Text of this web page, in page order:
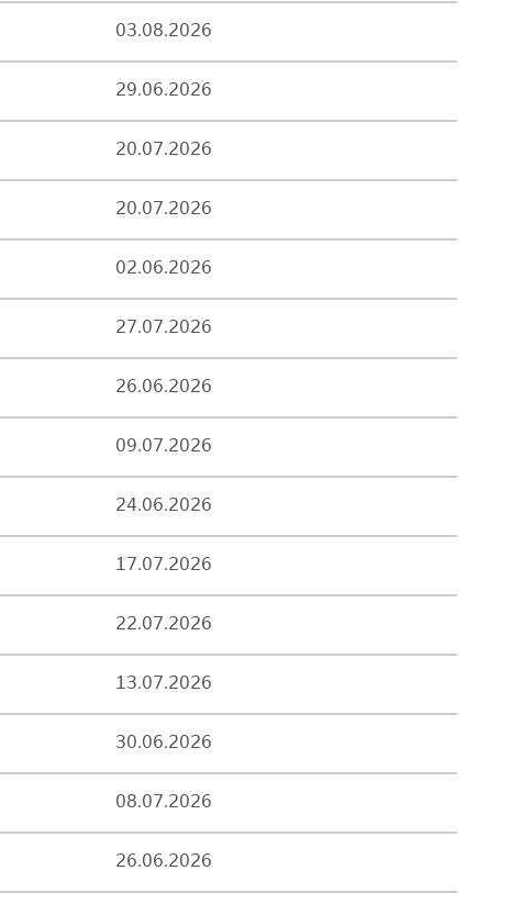
03.08.2026
29.06.2026
20.07.2026
20.07.2026
02.06.2026
27.07.2026
26.06.2026
09.07.2026
24.06.2026
17.07.2026
22.07.2026
13.07.2026
30.06.2026
08.07.2026
26.06.2026